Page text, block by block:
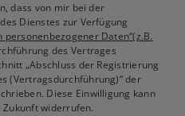
dass von mir bei der
Dienstes zur Verfügung
Daten“(z.B.
des Vertrages
„Abschluss der Registrierung
(Vertragsdurchführung)“ der
Diese Einwilligung kann
widerrufen.